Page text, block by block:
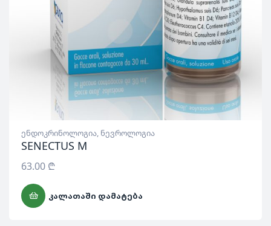
ენდოკრინოლოგია, ნევროლოგია
SENECTUS M
63.00 ₾
ᲙᲐᲚᲐᲗᲐᲨᲘ ᲓᲐᲛᲐᲢᲔᲑᲐ